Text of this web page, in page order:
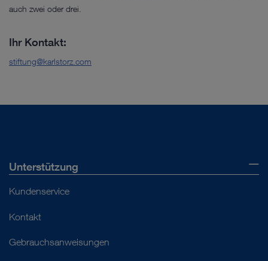
auch zwei oder drei.
Ihr Kontakt:
stiftung@karlstorz.com
Unterstützung
Kundenservice
Kontakt
Gebrauchsanweisungen